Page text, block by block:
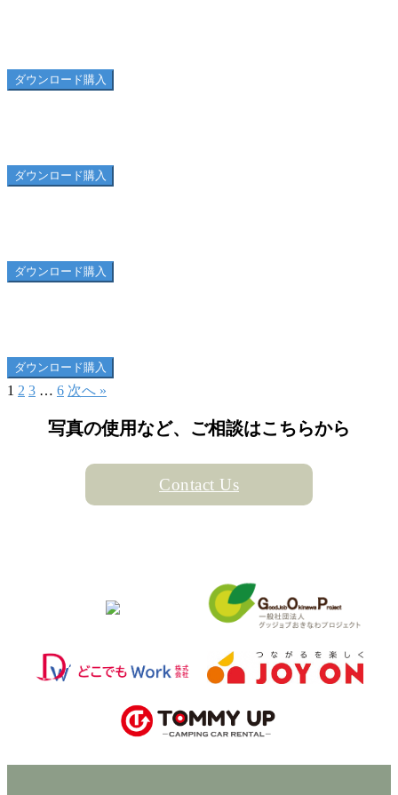
ダウンロード購入
ダウンロード購入
ダウンロード購入
ダウンロード購入
1 2 3 … 6 次へ »
写真の使用など、ご相談はこちらから
Contact Us